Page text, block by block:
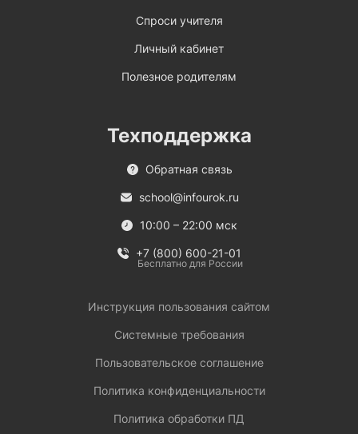
Спроси учителя
Личный кабинет
Полезное родителям
Техподдержка
Обратная связь
school@infourok.ru
10:00 – 22:00 мск
+7 (800) 600-21-01
Бесплатно для России
Инструкция пользования сайтом
Системные требования
Пользовательское соглашение
Политика конфиденциальности
Политика обработки ПД